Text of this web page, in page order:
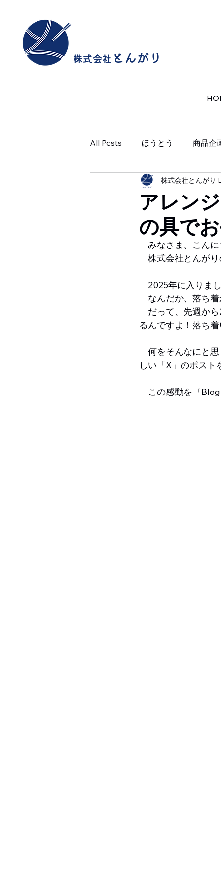
株式会社 とんがり
All Posts ほうとう 商品企
やまなし情報
アレン
の具で
株式会社とんがり
みなさま、こんに
株式会社とんが
2025年に入りま
なんだか、落ち着
だって、先週から
るんですよ！落ち
何をそんなにと思
しい「X」のポスト
この感動を『